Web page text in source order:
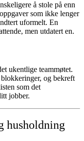
å stole på enn
som ikke lenger
uformelt. En
men utdatert en.
ukentlige teammøtet.
og bekreft
som det
jobber.
husholdning